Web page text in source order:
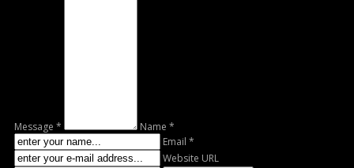
Message *
Name *
Email *
Website URL